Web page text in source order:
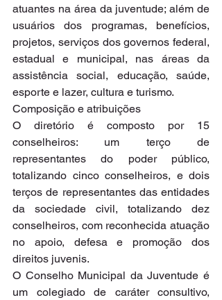
atuantes na área da juventude; além de
usuários dos programas, benefícios,
projetos, serviços dos governos federal,
estadual e municipal, nas áreas da
assistência social, educação, saúde,
esporte e lazer, cultura e turismo.
Composição e atribuições
O diretório é composto por 15
conselheiros: um terço de
representantes do poder público,
totalizando cinco conselheiros, e dois
terços de representantes das entidades
da sociedade civil, totalizando dez
conselheiros, com reconhecida atuação
no apoio, defesa e promoção dos
direitos juvenis.
O Conselho Municipal da Juventude é
um colegiado de caráter consultivo,